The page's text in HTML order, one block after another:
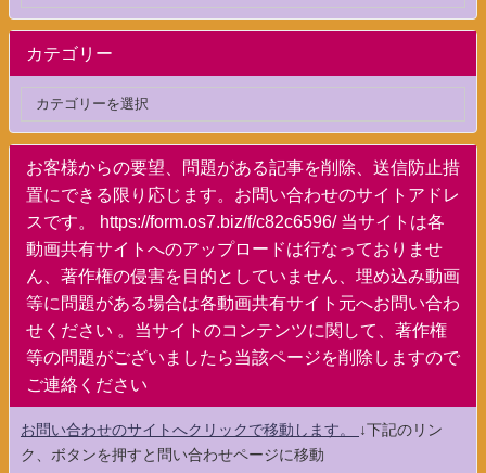
カテゴリー
お客様からの要望、問題がある記事を削除、送信防止措
置にできる限り応じます。お問い合わせのサイトアドレ
スです。 https://form.os7.biz/f/c82c6596/ 当サイトは各
動画共有サイトへのアップロードは行なっておりませ
ん、著作権の侵害を目的としていません、埋め込み動画
等に問題がある場合は各動画共有サイト元へお問い合わ
せください 。当サイトのコンテンツに関して、著作権
等の問題がございましたら当該ページを削除しますので
ご連絡ください
お問い合わせのサイトへクリックで移動します。
↓下記のリン
ク、ボタンを押すと問い合わせページに移動